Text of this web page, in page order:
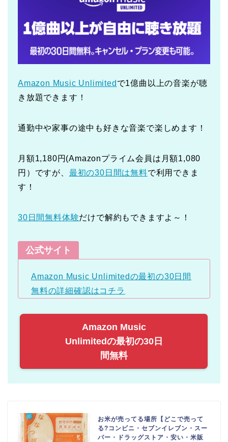
Amazon Music Unlimited で1億曲以上の音楽が聴
き放題できます！
通勤中や家事の途中も好きな音楽で楽しめます！
月額1,180円(Amazonプライム会員は月額1,080
円）ですが、 最初の30日間は無料で利用できま
す！
30日間無料体験だけで解約もできますよ～！
公式サイト
Amazon Music Unlimitedの最初の30日間
無料の詳細確認はコチラ
Amazon Music
Unlimitedの最初の30日
間無料
お米が売ってる場所【どこで売って
る?コンビニ・セブンイレブン・スー
パー・ドラッグストア・安い・米販